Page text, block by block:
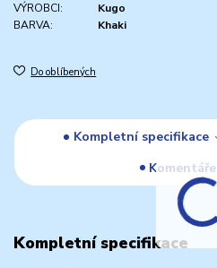
VÝROBCI:
Kugo
BARVA:
Khaki
Do oblíbených
Kompletní specifikace
Komentáře
Kompletní specifikace